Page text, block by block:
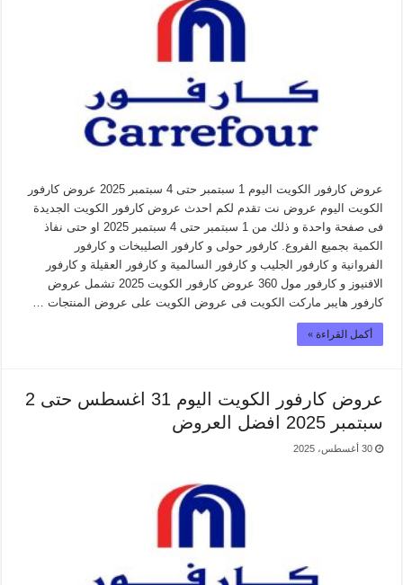
عروض كارفور الكويت اليوم 1 سبتمبر حتى 4 سبتمبر 2025 عروض كارفور
الكويت اليوم عروض نت تقدم لكم احدث عروض كارفور الكويت الجديدة
فى صفحة واحدة و ذلك من 1 سبتمبر حتى 4 سبتمبر 2025 او حتى نفاذ
الكمية بجميع الفروع. كارفور حولى و كارفور الصليبخات و كارفور
الفروانية و كارفور الجليب و كارفور السالمية و كارفور العقيلة و كارفور
الافنيوز و كارفور مول 360 عروض كارفور الكويت 2025 تشمل عروض
كارفور هايبر ماركت الكويت فى عروض الكويت على عروض المنتجات …
أكمل القراءة »
عروض كارفور الكويت اليوم 31 اغسطس حتى 2
سبتمبر 2025 افضل العروض
30 أغسطس، 2025